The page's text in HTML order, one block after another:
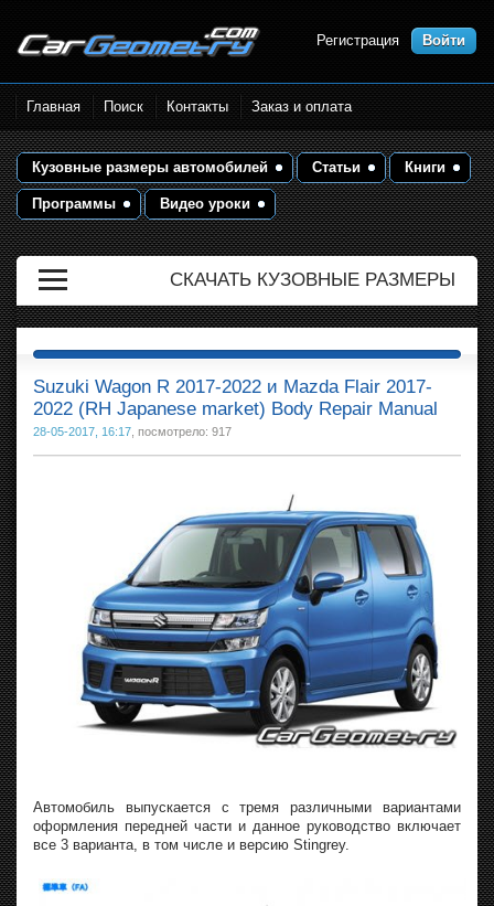
Размеры кузова автомобилей.
Контрольные точки и кузовные
размеры. Геометрия кузова
Регистрация Войти
Главная Поиск Контакты Заказ и оплата
Кузовные размеры автомобилей Статьи Книги
Программы Видео уроки
СКАЧАТЬ КУЗОВНЫЕ РАЗМЕРЫ
Suzuki Wagon R 2017-2022 и Mazda Flair 2017-
2022 (RH Japanese market) Body Repair Manual
28-05-2017, 16:17 , посмотрело: 917
Автомобиль выпускается с тремя различными вариантами
оформления передней части и данное руководство включает
все 3 варианта, в том числе и версию Stingrey.